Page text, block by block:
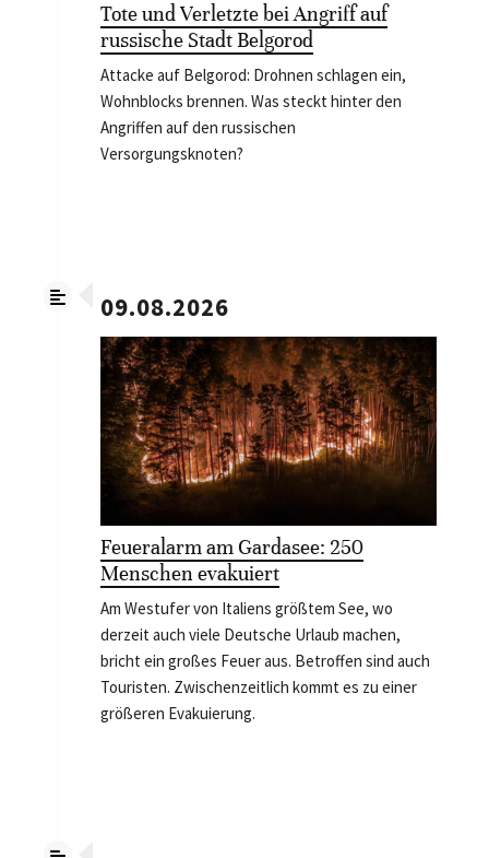
Tote und Verletzte bei Angriff auf
russische Stadt Belgorod
Attacke auf Belgorod: Drohnen schlagen ein,
Wohnblocks brennen. Was steckt hinter den
Angriffen auf den russischen
Versorgungsknoten?
09.08.2026
Feueralarm am Gardasee: 250
Menschen evakuiert
Am Westufer von Italiens größtem See, wo
derzeit auch viele Deutsche Urlaub machen,
bricht ein großes Feuer aus. Betroffen sind auch
Touristen. Zwischenzeitlich kommt es zu einer
größeren Evakuierung.